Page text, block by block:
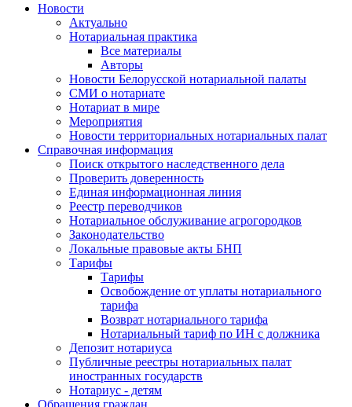
Новости
Актуально
Нотариальная практика
Все материалы
Авторы
Новости Белорусской нотариальной палаты
СМИ о нотариате
Нотариат в мире
Мероприятия
Новости территориальных нотариальных палат
Справочная информация
Поиск открытого наследственного дела
Проверить доверенность
Единая информационная линия
Реестр переводчиков
Нотариальное обслуживание агрогородков
Законодательство
Локальные правовые акты БНП
Тарифы
Тарифы
Освобождение от уплаты нотариального
тарифа
Возврат нотариального тарифа
Нотариальный тариф по ИН с должника
Депозит нотариуса
Публичные реестры нотариальных палат
иностранных государств
Нотариус - детям
Обращения граждан